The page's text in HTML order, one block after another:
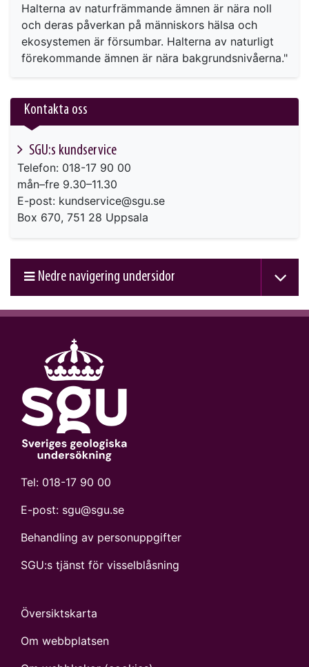
Halterna av naturfrämmande ämnen är nära noll
och deras påverkan på människors hälsa och
ekosystemen är försumbar. Halterna av naturligt
förekommande ämnen är nära bakgrundsnivåerna."
Kontakta oss
SGU:s kundservice
Telefon: 018-17 90 00
mån–fre 9.30–11.30
E-post: kundservice@sgu.se
Box 670, 751 28 Uppsala
Nedre navigering undersidor
Tel: 018-17 90 00
E-post: sgu@sgu.se
Behandling av personuppgifter
SGU:s tjänst för visselblåsning
Översiktskarta
Om webbplatsen